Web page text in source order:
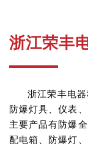
浙江荣丰
浙江荣丰电
防爆灯具、仪表
主要产品有防爆
配电箱、防爆灯